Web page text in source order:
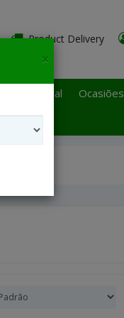
Product Delivery
Paulo Litoral Ocasiões
×